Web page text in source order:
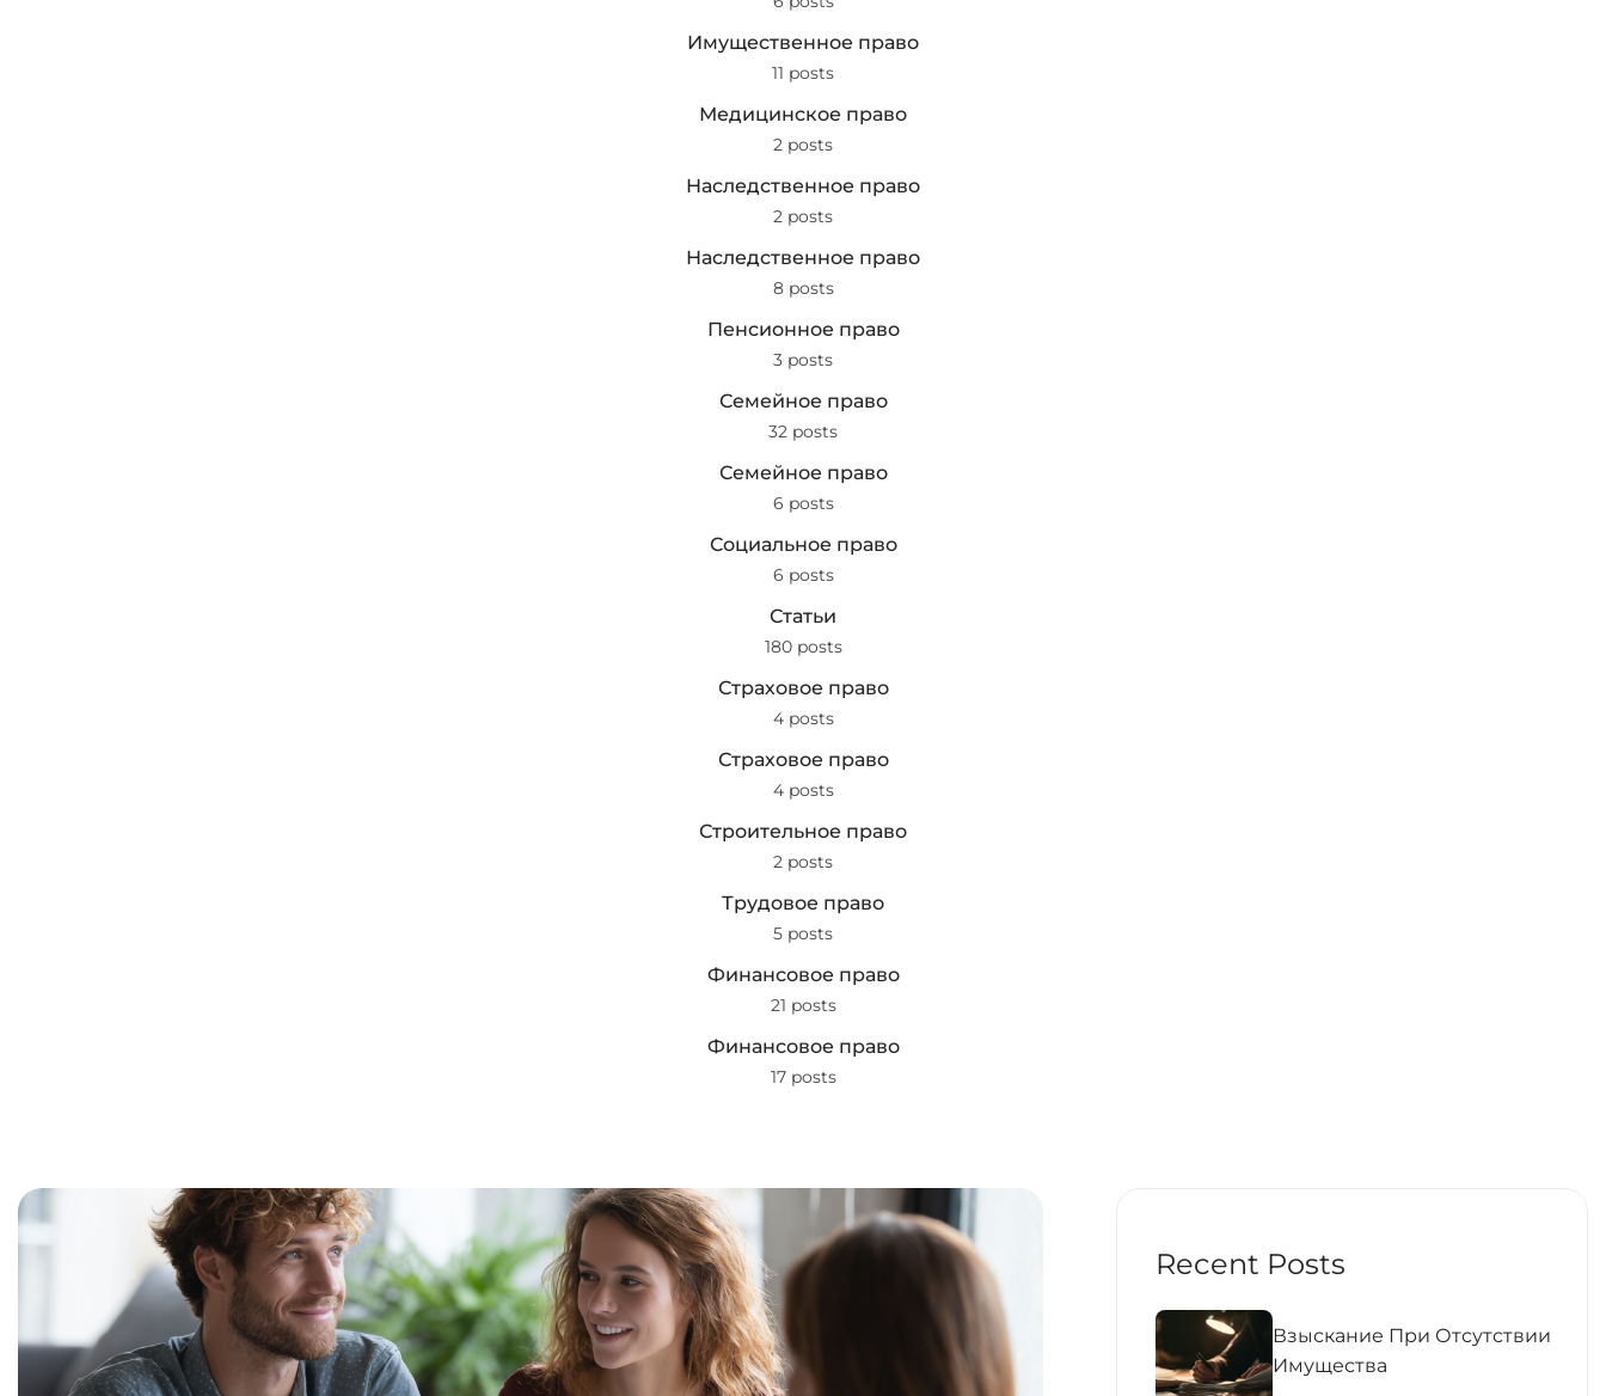
Имущественное право
11 posts
Медицинское право
2 posts
Наследственное право
2 posts
Наследственное право
8 posts
Пенсионное право
3 posts
Семейное право
32 posts
Семейное право
6 posts
Социальное право
6 posts
Статьи
180 posts
Страховое право
4 posts
Страховое право
4 posts
Строительное право
2 posts
Трудовое право
5 posts
Финансовое право
21 posts
Финансовое право
17 posts
Recent Posts
Взыскание При Отсутствии
Имущества